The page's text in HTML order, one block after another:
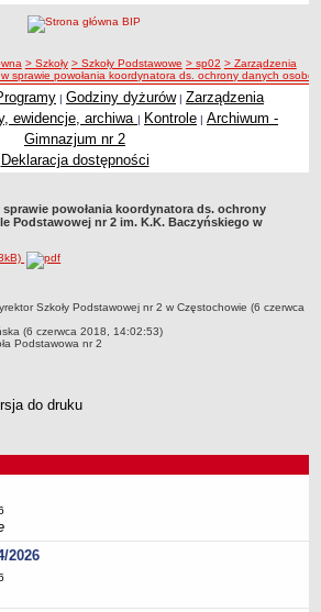
i placówki
WYCHOWAWCZE
1
5
> Szkoły > Szkoły Podstawowe > sp02 > Zarządzenia
sprawie powołania koordynatora ds. ochrony danych
| Godziny dyżurów| Zarządzenia
ewidencje, archiwa | Kontrole | Archiwum -
Gimnazjum nr 2
Deklaracja dostępności
sprawie powołania koordynatora ds. ochrony
Podstawowej nr 2 im. K.K. Baczyńskiego w
Szkoły Podstawowej nr 2 w Częstochowie (6 czerwca
(6 czerwca 2018, 14:02:53)
Podstawowa nr 2
2026